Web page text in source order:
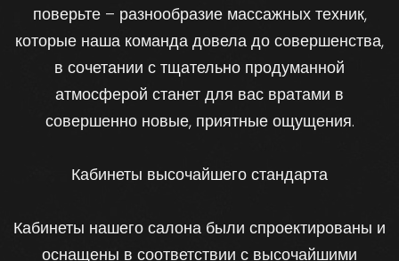
поверьте – разнообразие массажных техник,
которые наша команда довела до совершенства,
в сочетании с тщательно продуманной
атмосферой станет для вас вратами в
совершенно новые, приятные ощущения.
Кабинеты высочайшего стандарта
Кабинеты нашего салона были спроектированы и
оснащены в соответствии с высочайшими